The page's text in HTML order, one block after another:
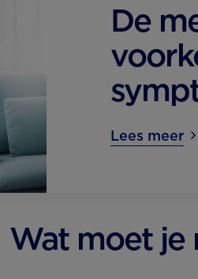
De
Lees meer
Wat moet je